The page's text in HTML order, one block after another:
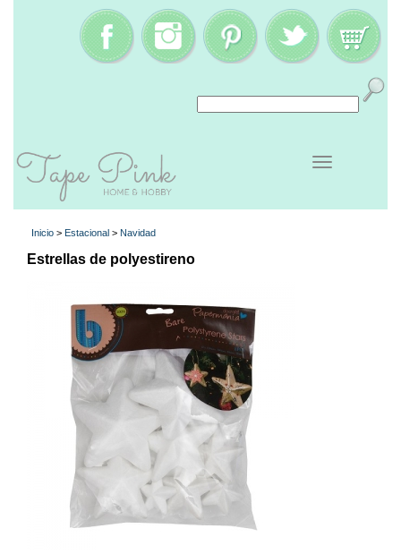
Inicio > Estacional > Navidad
Estrellas de polyestireno